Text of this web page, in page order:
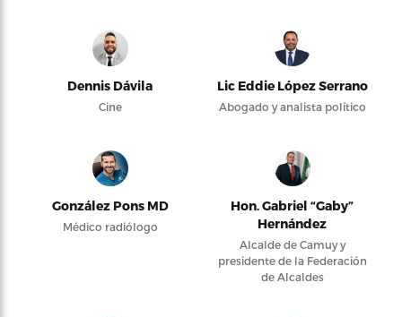
Dennis Dávila
Cine
Lic Eddie López Serrano
Abogado y analista político
González Pons MD
Médico radiólogo
Hon. Gabriel “Gaby”
Hernández
Alcalde de Camuy y
presidente de la Federación
de Alcaldes